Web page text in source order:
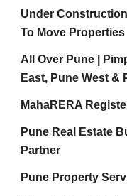
Under
To Move Properties
All Over Pune |
East, Pune West &
MahaRERA
Pune Real Estate
Partner
Pune Property